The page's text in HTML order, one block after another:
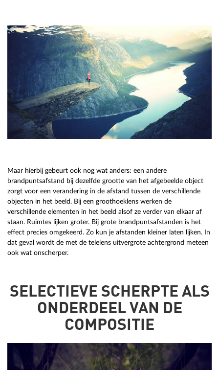
Maar hierbij gebeurt ook nog wat anders: een andere
brandpuntsafstand bij dezelfde grootte van het afgebeelde object
zorgt voor een verandering in de afstand tussen de verschillende
objecten in het beeld. Bij een groothoeklens werken de
verschillende elementen in het beeld alsof ze verder van elkaar af
staan. Ruimtes lijken groter. Bij grote brandpuntsafstanden is het
effect precies omgekeerd. Zo kun je afstanden kleiner laten lijken. In
dat geval wordt de met de telelens uitvergrote achtergrond meteen
ook wat onscherper.
SELECTIEVE SCHERPTE ALS
ONDERDEEL VAN DE
COMPOSITIE